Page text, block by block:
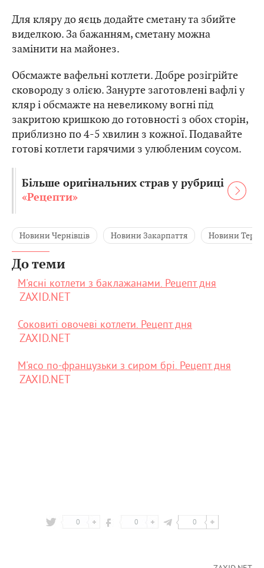
Для кляру до яєць додайте сметану та збийте
виделкою. За бажанням, сметану можна
замінити на майонез.
Обсмажте вафельні котлети. Добре розігрійте
сковороду з олією. Занурте заготовлені вафлі у
кляр і обсмажте на невеликому вогні під
закритою кришкою до готовності з обох сторін,
приблизно по 4-5 хвилин з кожної. Подавайте
готові котлети гарячими з улюбленим соусом.
Більше оригінальних страв у рубриці
«Рецепти»
Новини Чернівців Новини Закарпаття Новини
До теми
М'ясні котлети з баклажанами. Рецепт дня
ZAXID.NET
Соковиті овочеві котлети. Рецепт дня
ZAXID.NET
М'ясо по-французьки з сиром брі. Рецепт дня
ZAXID.NET
0 0 0